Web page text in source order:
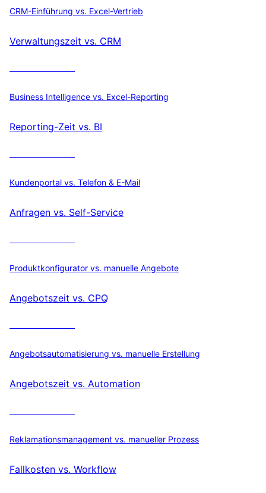
CRM-Einführung vs. Excel-Vertrieb
Verwaltungszeit vs. CRM
Business Intelligence vs. Excel-Reporting
Reporting-Zeit vs. BI
Kundenportal vs. Telefon & E-Mail
Anfragen vs. Self-Service
Produktkonfigurator vs. manuelle Angebote
Angebotszeit vs. CPQ
Angebotsautomatisierung vs. manuelle Erstellung
Angebotszeit vs. Automation
Reklamationsmanagement vs. manueller Prozess
Fallkosten vs. Workflow